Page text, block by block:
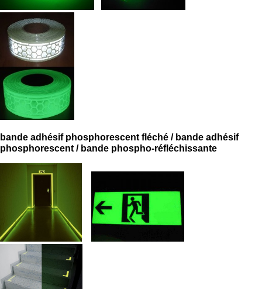
bande adhésif phosphorescent fléché / bande adhésif
phosphorescent / bande phospho-réfléchissante